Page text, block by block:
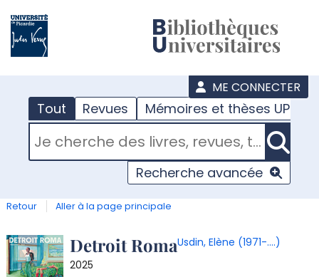
ME CONNECTER
Tout Revues Mémoires et thèses UPJV
RECHERCHER DANS "TOUT"
Recherche avancée
Retour Aller à la page principale
Détail Detroit RomaUsdin, Elène (1971-....)
2025